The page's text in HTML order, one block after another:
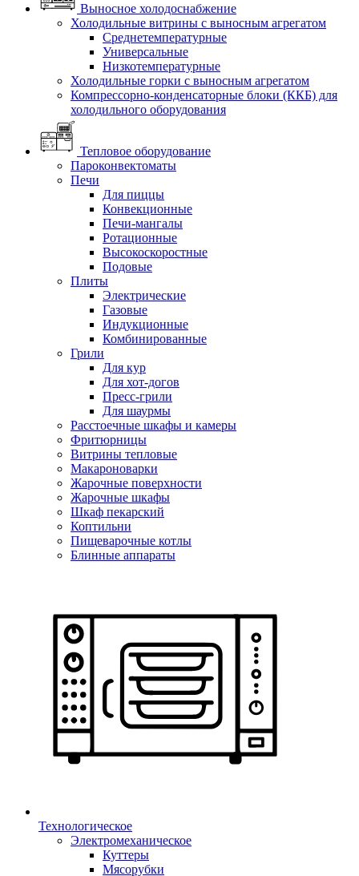
Выносное холодоснабжение
Холодильные витрины с выносным агрегатом
Среднетемпературные
Универсальные
Низкотемпературные
Холодильные горки с выносным агрегатом
Компрессорно-конденсаторные блоки (ККБ) для
холодильного оборудования
Тепловое оборудование
Пароконвектоматы
Печи
Для пиццы
Конвекционные
Печи-мангалы
Ротационные
Высокоскоростные
Подовые
Плиты
Электрические
Газовые
Индукционные
Комбинированные
Грили
Для кур
Для хот-догов
Пресс-грили
Для шаурмы
Расстоечные шкафы и камеры
Фритюрницы
Витрины тепловые
Макароноварки
Жарочные поверхности
Жарочные шкафы
Шкаф пекарский
Коптильни
Пищеварочные котлы
Блинные аппараты
Технологическое
Электромеханическое
Куттеры
Мясорубки